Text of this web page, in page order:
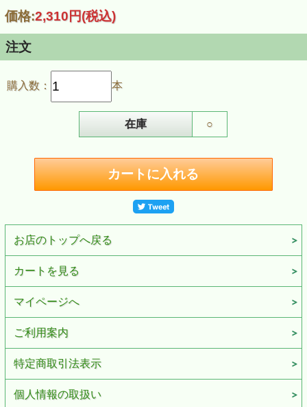
価格:2,310円(税込)
注文
購入数： 本
在庫 ○
お店のトップへ戻る
カートを見る
マイページへ
ご利用案内
特定商取引法表示
個人情報の取扱い